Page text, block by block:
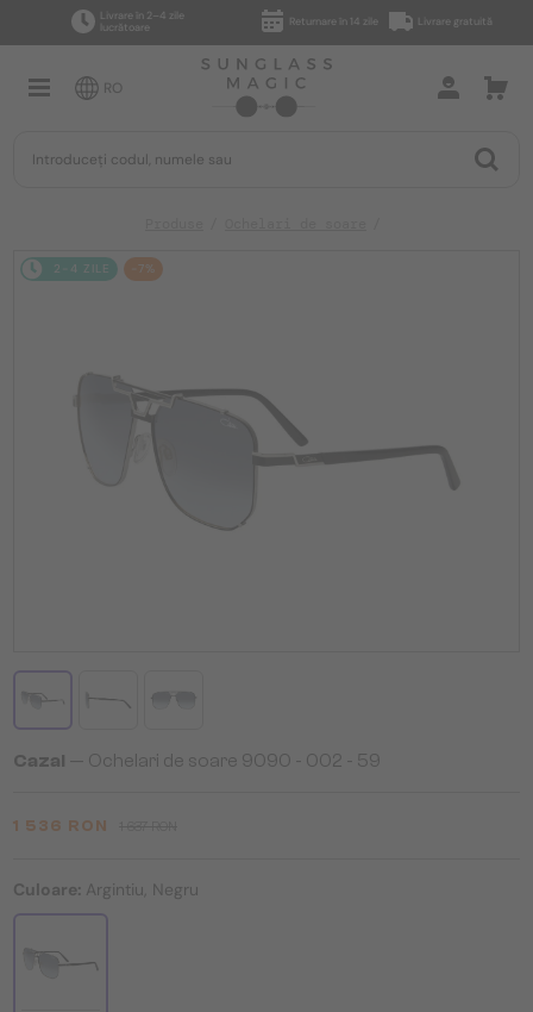
Livrare în 2–4 zile
lucrătoare
Returnare în 14 zile Livrare gratuită
RO
2-4 ZILE -7%
Cazal — Ochelari de soare 9090 - 002 - 59
1 536 RON
Culoare: Argintiu, Negru